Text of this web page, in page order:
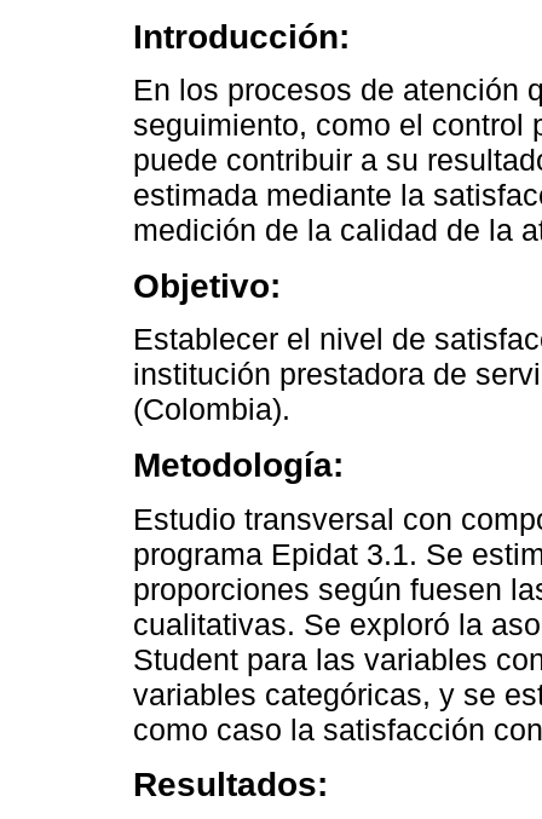
Introducción:
En los procesos de atención
seguimiento, como el control
puede contribuir a su
estimada mediante la
medición de la calidad de la
Objetivo:
Establecer el nivel de
institución prestadora de
(Colombia).
Metodología:
Estudio transversal con
programa Epidat 3.1. Se
proporciones según fuesen
cualitativas. Se exploró la
Student para las variables
variables categóricas, y se
como caso la satisfacción
Resultados: